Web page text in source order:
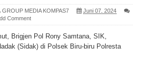
GROUP MEDIA KOMPAS7
Juni 07, 2024
Comment
Brigjen Pol Rony Samtana, SIK,
(Sidak) di Polsek Biru-biru Polresta